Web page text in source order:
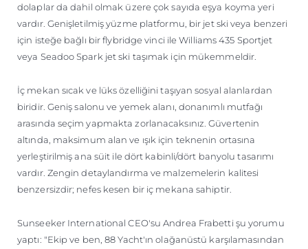
dolaplar da dahil olmak üzere çok sayıda eşya koyma yeri
vardır. Genişletilmiş yüzme platformu, bir jet ski veya benzeri
için isteğe bağlı bir flybridge vinci ile Williams 435 Sportjet
veya Seadoo Spark jet ski taşımak için mükemmeldir.
İç mekan sıcak ve lüks özelliğini taşıyan sosyal alanlardan
biridir. Geniş salonu ve yemek alanı, donanımlı mutfağı
arasında seçim yapmakta zorlanacaksınız. Güvertenin
altında, maksimum alan ve ışık için teknenin ortasına
yerleştirilmiş ana süit ile dört kabinli/dört banyolu tasarımı
vardır. Zengin detaylandırma ve malzemelerin kalitesi
benzersizdir; nefes kesen bir iç mekana sahiptir.
Sunseeker International CEO'su Andrea Frabetti şu yorumu
yaptı: "Ekip ve ben, 88 Yacht'ın olağanüstü karşılamasından